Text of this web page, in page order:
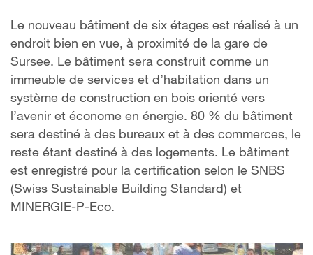
Le nouveau bâtiment de six étages est réalisé à un
endroit bien en vue, à proximité de la gare de
Sursee. Le bâtiment sera construit comme un
immeuble de services et d’habitation dans un
système de construction en bois orienté vers
l’avenir et économe en énergie. 80 % du bâtiment
sera destiné à des bureaux et à des commerces, le
reste étant destiné à des logements. Le bâtiment
est enregistré pour la certification selon le SNBS
(Swiss Sustainable Building Standard) et
MINERGIE-P-Eco.